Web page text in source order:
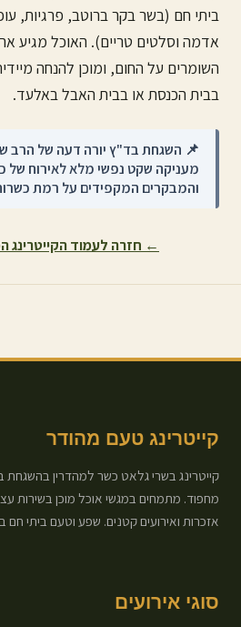
ביתי חם (בשר בקר ברוטב, פרגיות,
אדמה וסלטים טריים). האוכל מגיע
השומרים על החום, ומוכן להנחה
בבית הכנסת או בבית האבל באלעד.
📌 השגחת בד"ץ יורה דעה של הרב
מעניקה שקט נפשי מלא לאירוח של
והמבקרים המקפידים על רמת
← חזרה לעמוד הקייטרינג
קייטרינג טעם מהודר
קייטרינג בשרי גלאט כשר למהדרין
מחפוד. מתמחים במגשי אוכל מוכן בשירות
אזכרות ואירועים קטנים. שפע וטעם ביתי חם
סוגי אירועים